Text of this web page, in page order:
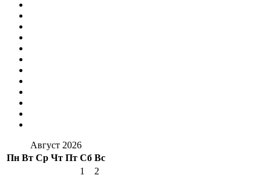
Август 2026
Пн Вт Ср Чт Пт Сб Вс
1
2